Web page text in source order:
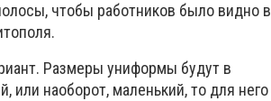
чтобы работников было видно в
Размеры униформы будут в
или наоборот, маленький, то для него